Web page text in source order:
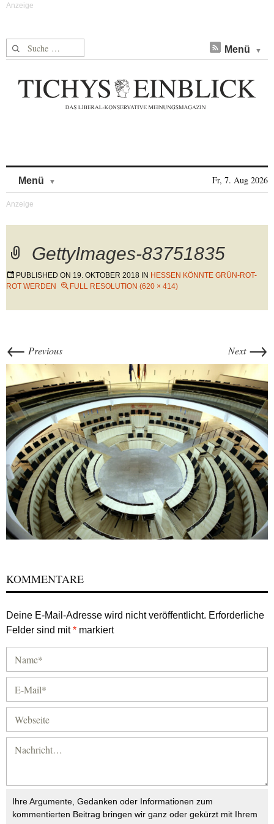
Suche nach: Menü
Menü Fr, 7. Aug 2026
GettyImages-83751835
PUBLISHED ON 19. OKTOBER 2018 IN HESSEN KÖNNTE GRÜN-ROT-
ROT WERDEN
FULL RESOLUTION (620 × 414)
← Previous Next →
KOMMENTARE
Deine E-Mail-Adresse wird nicht veröffentlicht. Erforderliche
Felder sind mit* markiert
Ihre Argumente, Gedanken oder Informationen zum
kommentierten Beitrag bringen wir ganz oder gekürzt mit Ihrem